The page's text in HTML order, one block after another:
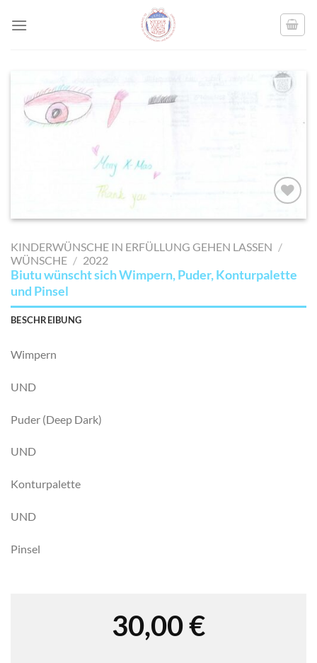
AUF MEINE
SETZEN
KINDERWÜNSCHE IN ERFÜLLUNG GEHEN LASSEN /
WÜNSCHE / 2022
Biutu wünscht sich Wimpern, Puder, Konturpalette
und Pinsel
BESCHREIBUNG
Wimpern
UND
Puder (Deep Dark)
UND
Konturpalette
UND
Pinsel
30,00€